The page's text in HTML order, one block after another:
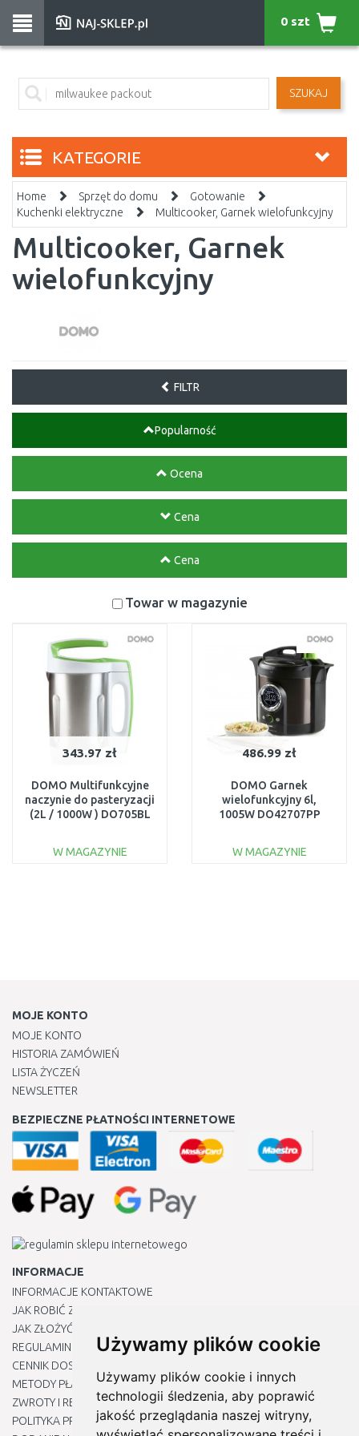
Używamy plików cookie
Używamy plików cookie i innych
technologii śledzenia, aby poprawić
jakość przeglądania naszej witryny,
SZUKAJ
0 szt
KATEGORIE
Home Sprzęt do domu
Gotowanie
Kuchenki elektryczne
Multicooker, Garnek wielofunkcyjny
Multicooker, Garnek
wielofunkcyjny
FILTR
Popularność
Ocena
Cena
Cena
Towar w magazynie
343.97 zł
DOMO Multifunkcyjne
naczynie do pasteryzacji
(2L / 1000W ) DO705BL
W MAGAZYNIE
486.99 zł
DOMO Garnek
wielofunkcyjny 6l,
1005W DO42707PP
W MAGAZYNIE
MOJE KONTO
MOJE KONTO
HISTORIA ZAMÓWIEŃ
LISTA ŻYCZEŃ
NEWSLETTER
BEZPIECZNE PŁATNOŚCI INTERNETOWE
INFORMACJE
INFORMACJE KONTAKTOWE
JAK ROBIĆ ZAKUPY ?
JAK ZŁOŻYĆ REKLAMACJĘ
REGULAMIN
CENNIK DOSTAWY
METODY PŁATNOŚCI
ZWROTY I REKLAMACJE PRODUKTÓW
POLITYKA PRYWATNOŚCI